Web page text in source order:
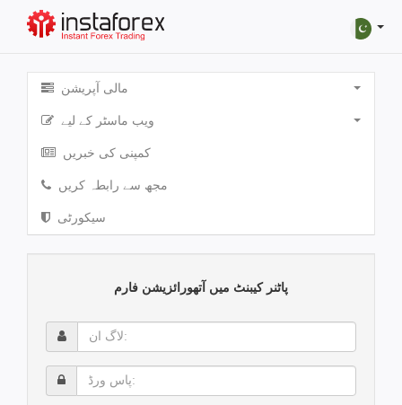
مالی آپریشن
ویب ماسٹر کے لیے
کمپنی کی خبریں
مجھ سے رابطہ کریں
سیکورٹی
پاٹنر کیبنٹ میں آتھورائزیشن فارم
لاگ
پاس